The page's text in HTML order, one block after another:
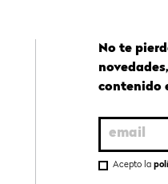
No te
contenido
Acepto la